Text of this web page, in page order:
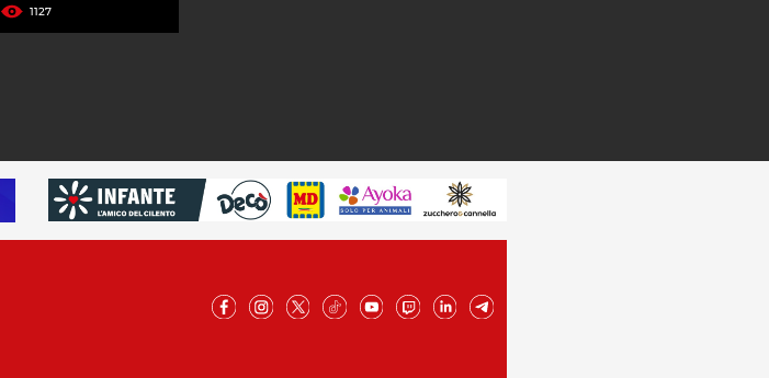
1127